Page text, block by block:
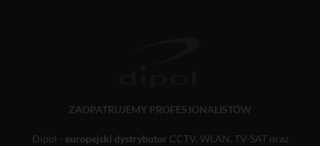
ZAOPATRUJEMY PROFESJONALISTÓW
Dipol - europejski dystrybutor CCTV, WLAN, TV-SAT oraz